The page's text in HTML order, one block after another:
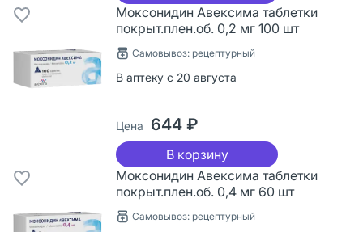
Моксонидин Авексима таблетки
покрыт.плен.об. 0,2 мг 100 шт
Самовывоз: рецептурный
В аптеку с 20 августа
Цена 644 ₽
В корзину
Моксонидин Авексима таблетки
покрыт.плен.об. 0,4 мг 60 шт
Самовывоз: рецептурный